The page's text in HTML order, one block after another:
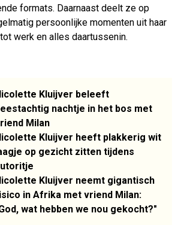
formats. Daarnaast deelt ze op
persoonlijke momenten uit haar
werk en alles daartussenin.
Kluijver beleeft
nachtje in het bos met
Milan
Kluijver heeft plakkerig wit
op gezicht zitten tijdens
Kluijver neemt gigantisch
in Afrika met vriend Milan:
wat hebben we nou gekocht?"